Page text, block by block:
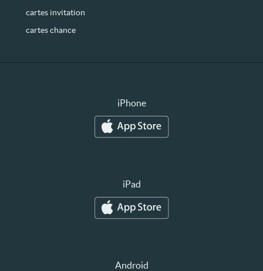
cartes invitation
cartes chance
iPhone
iPad
Android